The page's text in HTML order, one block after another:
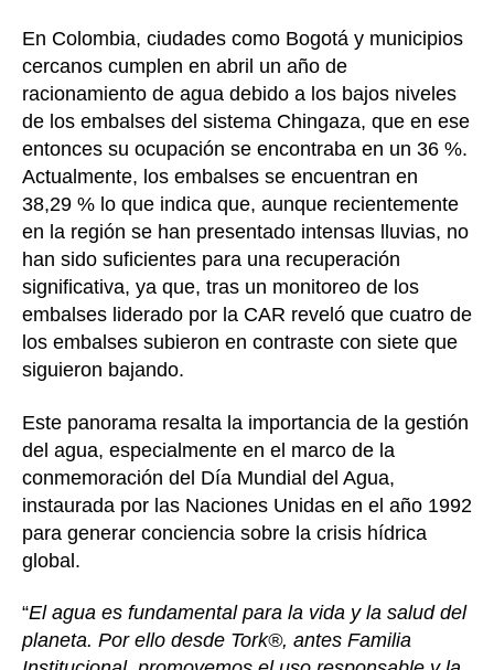
En Colombia, ciudades como Bogotá y municipios
cercanos cumplen en abril un año de
racionamiento de agua debido a los bajos niveles
de los embalses del sistema Chingaza, que en ese
entonces su ocupación se encontraba en un 36 %.
Actualmente, los embalses se encuentran en
38,29 % lo que indica que, aunque recientemente
en la región se han presentado intensas lluvias, no
han sido suficientes para una recuperación
significativa, ya que, tras un monitoreo de los
embalses liderado por la CAR reveló que cuatro de
los embalses subieron en contraste con siete que
siguieron bajando.
Este panorama resalta la importancia de la gestión
del agua, especialmente en el marco de la
conmemoración del Día Mundial del Agua,
instaurada por las Naciones Unidas en el año 1992
para generar conciencia sobre la crisis hídrica
global.
“El agua es fundamental para la vida y la salud del
planeta. Por ello desde Tork®, antes Familia